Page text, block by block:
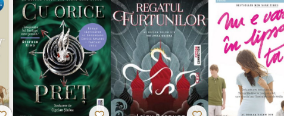
de care te poți îndrăgosti." - The Rockstars of Romance
New York Times, Wall Street Journal și USA Today. Cu milioane de
de bestseller– uri și sunt traduse în 26 de limbi. Locuiește la New York
pe care l-a cunoscut când avea șase ani. Puteți afla mai multe despre ea la
sau pe vikeeland.com.
înveninate, Ticălos la patru ace, Mister Moneybags (scrise împreună cu